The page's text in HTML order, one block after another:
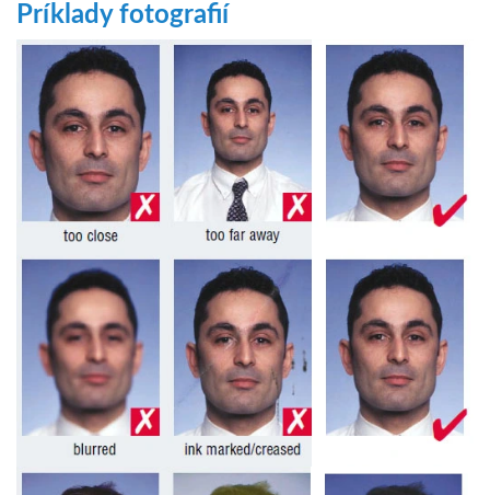
Príklady fotografií